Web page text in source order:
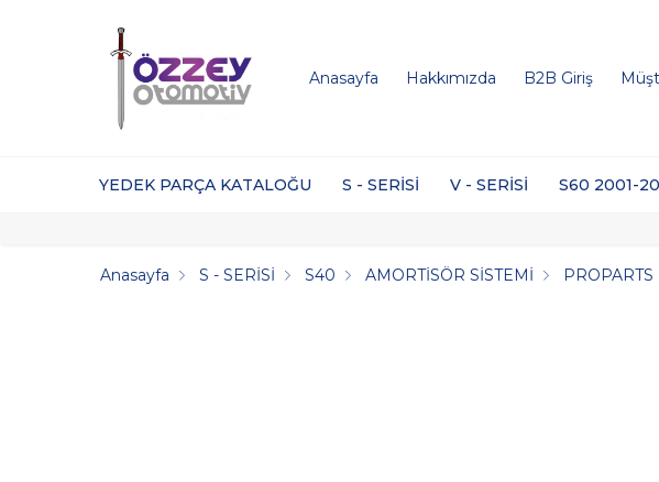
Anasayfa Hakkımızda B2B Giriş
YEDEK PARÇA KATALOĞU S - SERİSİ V - SERİSİ S60 2001-
Anasayfa S - SERİSİ S40 AMORTİSÖR SİSTEMİ PROPARTS